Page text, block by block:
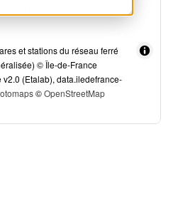
et stations du réseau ferré
© Île-de-France
(Etalab), data.iledefrance-
©OpenStreetMap